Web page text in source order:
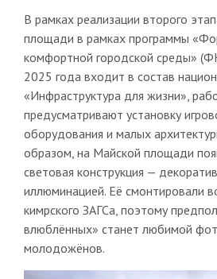
В рамках реализации второго
площади в рамках программы
комфортной городской среды»
2025 года входит в состав
«Инфраструктура для жизни»,
предусматривают установку
оборудования и малых
образом, на Майской площади
световая конструкция —
иллюминацией. Её смонтировали
кимрского ЗАГСа, поэтому
влюблённых» станет любимой
молодожёнов.